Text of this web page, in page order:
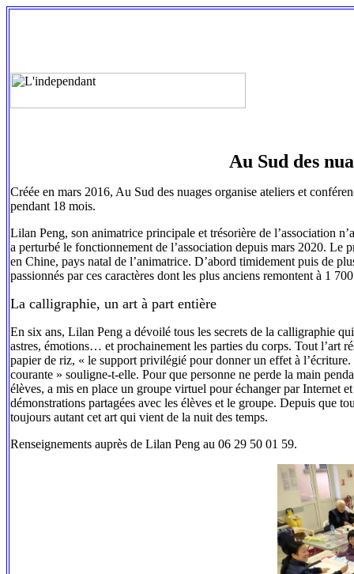
Au Sud des
Créée en mars 2016, Au Sud des nuages organise ateliers et
pendant 18 mois.
Lilan Peng, son animatrice principale et trésorière de l’association
a perturbé le fonctionnement de l’association depuis mars 2020. Le
en Chine, pays natal de l’animatrice. D’abord timidement puis de
passionnés par ces caractères dont les plus anciens remontent à 1
La calligraphie, un art à part entière
En six ans, Lilan Peng a dévoilé tous les secrets de la calligraphie
astres, émotions… et prochainement les parties du corps. Tout l’art
papier de riz, « le support privilégié pour donner un effet à
courante » souligne-t-elle. Pour que personne ne perde la main
élèves, a mis en place un groupe virtuel pour échanger par Internet
démonstrations partagées avec les élèves et le groupe. Depuis que
toujours autant cet art qui vient de la nuit des temps.
Renseignements auprès de Lilan Peng au 06 29 50 01 59.